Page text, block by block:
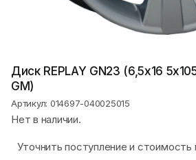
Диск REPLAY GN23 (6,5х16
GM)
Артикул: 014697-040025015
Нет в наличии.
Уточнить поступление и